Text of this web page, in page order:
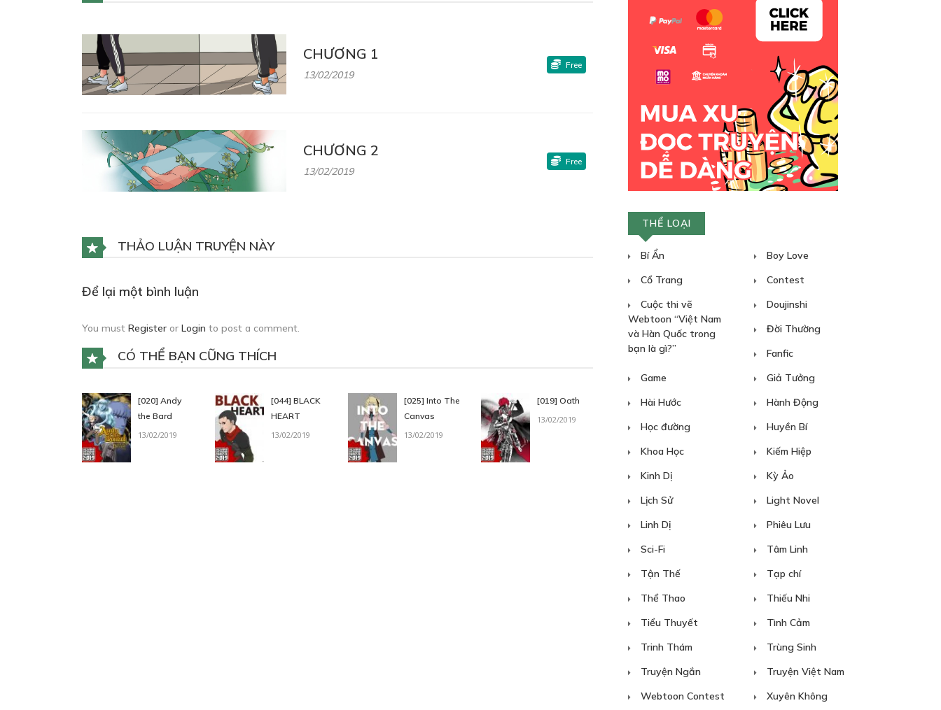
CHƯƠNG 1
13/02/2019
Free
CHƯƠNG 2
13/02/2019
Free
THẢO LUẬN TRUYỆN NÀY
Để lại một bình luận
You must Register or Login to post a comment.
CÓ THỂ BẠN CŨNG THÍCH
[020] Andy
the Bard
13/02/2019
[044] BLACK
HEART
13/02/2019
[025] Into The
Canvas
13/02/2019
[019] Oath
13/02/2019
THỂ LOẠI
Bí Ẩn
Boy Love
Cổ Trang
Contest
Cuộc thi vẽ
Webtoon “Việt Nam
và Hàn Quốc trong
bạn là gì?”
Doujinshi
Đời Thường
Fanfic
Game
Giả Tưởng
Hài Hước
Hành Động
Học đường
Huyền Bí
Khoa Học
Kiếm Hiệp
Kinh Dị
Kỳ Ảo
Lịch Sử
Light Novel
Linh Dị
Phiêu Lưu
Sci-Fi
Tâm Linh
Tận Thế
Tạp chí
Thể Thao
Thiếu Nhi
Tiểu Thuyết
Tình Cảm
Trinh Thám
Trùng Sinh
Truyện Ngắn
Truyện Việt Nam
Webtoon Contest
Xuyên Không